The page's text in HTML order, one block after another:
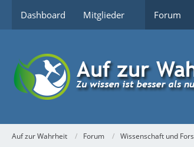
Dashboard Mitglieder Forum
Auf zur Wahrheit Forum Wissenschaft und